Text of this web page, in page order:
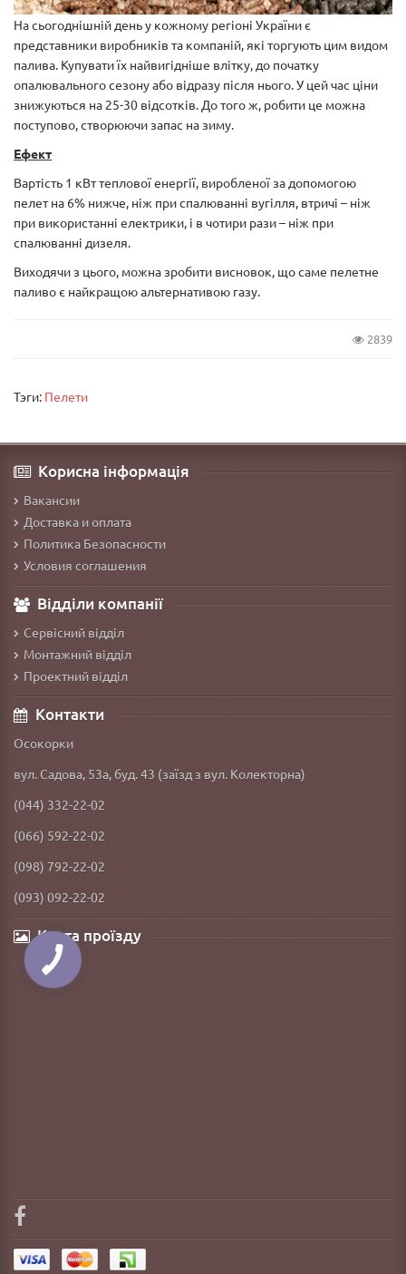
На сьогоднішній день у кожному регіоні України є
представники виробників та компаній, які торгують цим видом
палива. Купувати їх найвигідніше влітку, до початку
опалювального сезону або відразу після нього. У цей час ціни
знижуються на 25-30 відсотків. До того ж, робити це можна
поступово, створюючи запас на зиму.
Ефект
Вартість 1 кВт теплової енергії, виробленої за допомогою
пелет на 6% нижче, ніж при спалюванні вугілля, втричі – ніж
при використанні електрики, і в чотири рази – ніж при
спалюванні дизеля.
Виходячи з цього, можна зробити висновок, що саме пелетне
паливо є найкращою альтернативою газу.
2839
Тэги: Пелети
Корисна інформація
Вакансии
Доставка и оплата
Политика Безопасности
Условия соглашения
Відділи компанії
Сервісний відділ
Монтажний відділ
Проектний відділ
Контакти
Осокорки
вул. Садова, 53а, буд. 43 (заїзд з вул. Колекторна)
(044) 332-22-02
(066) 592-22-02
(098) 792-22-02
(093) 092-22-02
Карта проїзду